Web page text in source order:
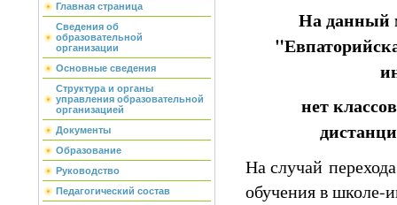
Главная страница
Сведения об
образовательной
организации
Основные сведения
Структура и органы
управления образовательной
организацией
Документы
Образование
Руководство
Педагогический состав
На
нет
На случай
обучения в школе-